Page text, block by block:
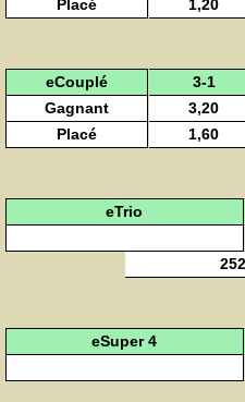
Placé
1,20
eCouplé 3-1
Gagnant
3,20
Placé
1,60
eTrio
eSuper 4